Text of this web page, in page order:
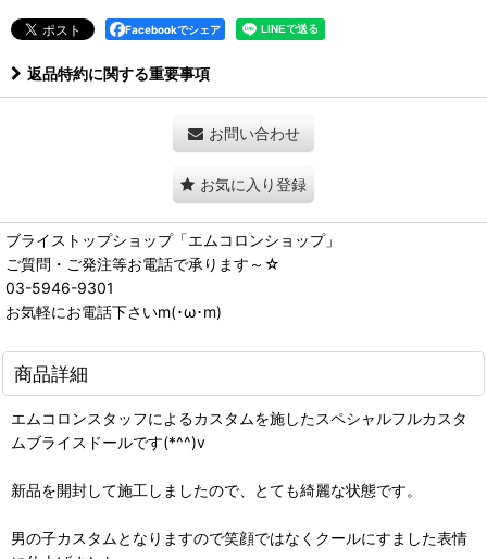
Facebookでシェア
返品特約に関する重要事項
お問い合わせ
お気に入り登録
ブライストップショップ「エムコロンショップ」
ご質問・ご発注等お電話で承ります～☆
03-5946-9301
お気軽にお電話下さいm(･ω･m)
商品詳細
エムコロンスタッフによるカスタムを施したスペシャルフルカスタ
ムブライスドールです(*^^)v
新品を開封して施工しましたので、とても綺麗な状態です。
男の子カスタムとなりますので笑顔ではなくクールにすました表情